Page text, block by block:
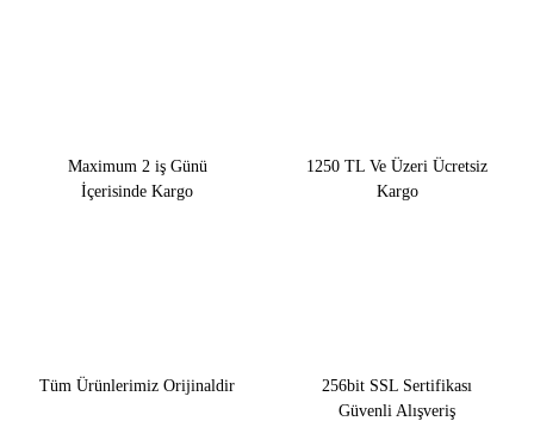
Maximum 2 iş Günü
İçerisinde Kargo
1250 TL Ve Üzeri Ücretsiz
Kargo
Tüm Ürünlerimiz Orijinaldir
256bit SSL Sertifikası
Güvenli Alışveriş